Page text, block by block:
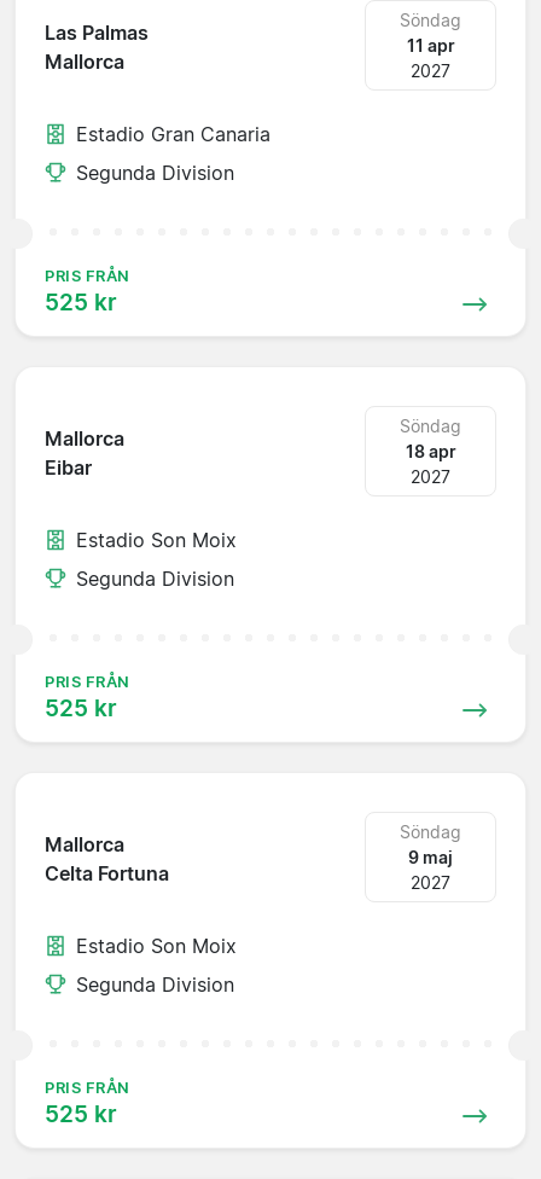
Las Palmas
Mallorca
Söndag
11 apr
2027
Estadio Gran Canaria
Segunda Division
PRIS FRÅN
525 kr
Mallorca
Eibar
Söndag
18 apr
2027
Estadio Son Moix
Segunda Division
PRIS FRÅN
525 kr
Mallorca
Celta Fortuna
Söndag
9 maj
2027
Estadio Son Moix
Segunda Division
PRIS FRÅN
525 kr